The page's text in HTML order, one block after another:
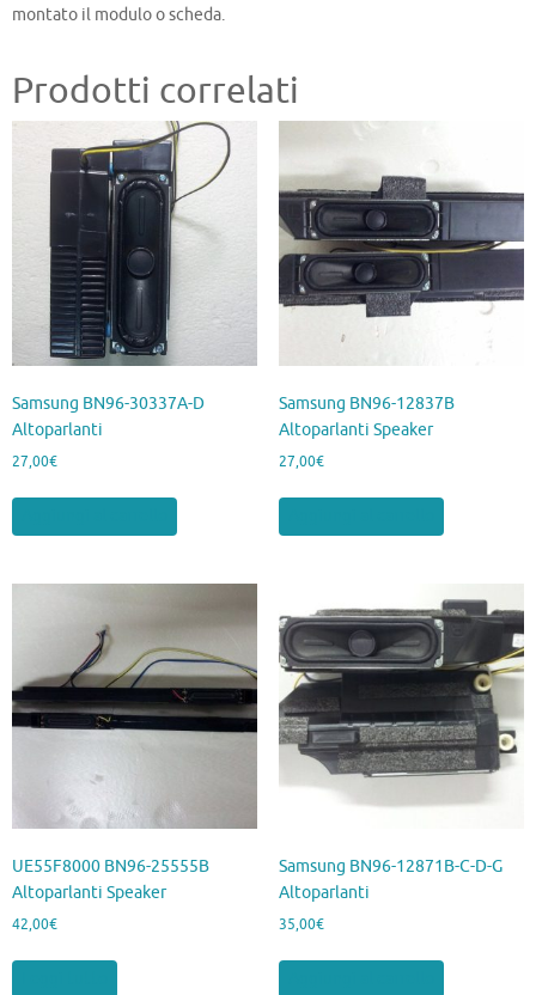
montato il modulo o scheda.
Prodotti correlati
Samsung BN96-30337A-D
Altoparlanti
27,00€
Samsung BN96-12837B
Altoparlanti Speaker
27,00€
UE55F8000 BN96-25555B
Altoparlanti Speaker
42,00€
Samsung BN96-12871B-C-D-G
Altoparlanti
35,00€